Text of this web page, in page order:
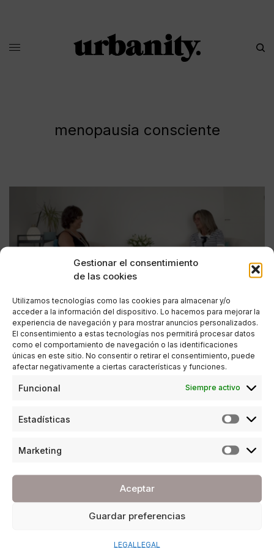
Gestionar el consentimiento
de las cookies
Utilizamos tecnologías como las cookies para almacenar y/o
acceder a la información del dispositivo. Lo hacemos para mejorar la
experiencia de navegación y para mostrar anuncios personalizados.
El consentimiento a estas tecnologías nos permitirá procesar datos
como el comportamiento de navegación o las identificaciones
únicas en este sitio. No consentir o retirar el consentimiento, puede
afectar negativamente a ciertas características y funciones.
Funcional Siempre activo
Estadísticas
Marketing
Aceptar
Guardar preferencias
LEGAL LEGAL
menopausia consciente
CRECIMIENTO PERSONAL ENTREVISTAS
Lina Cruz: Habitarse desde la calma
Contacto